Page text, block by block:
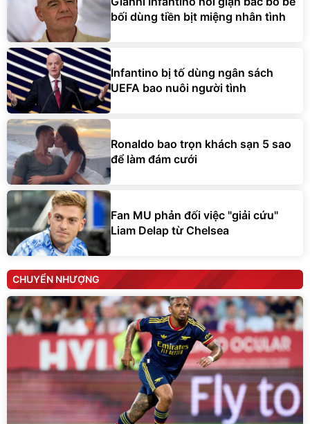
bối dùng tiền bịt miệng nhân tình
Infantino bị tố dùng ngân sách
UEFA bao nuôi người tình
Ronaldo bao trọn khách sạn 5 sao
để làm đám cưới
Fan MU phản đối việc "giải cứu"
Liam Delap từ Chelsea
CHUYỂN NHƯỢNG